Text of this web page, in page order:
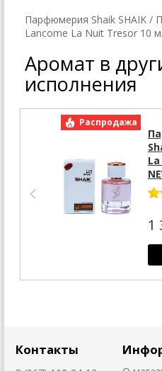
Парфюмерия Shaik SHAIK
Lancome La Nuit Tresor 10
Аромат в
исполнения
Распродажа
1
Контакты